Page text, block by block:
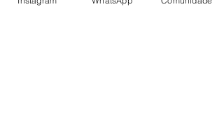
REDE DE LOJAS